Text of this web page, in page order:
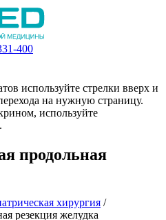
400
используйте стрелки вверх и
на нужную страницу.
используйте
продольная
хирургия /
резекция желудка